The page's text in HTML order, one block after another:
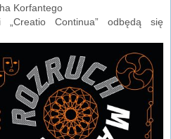
Korfantego
„Creatio Continua” odbędą się